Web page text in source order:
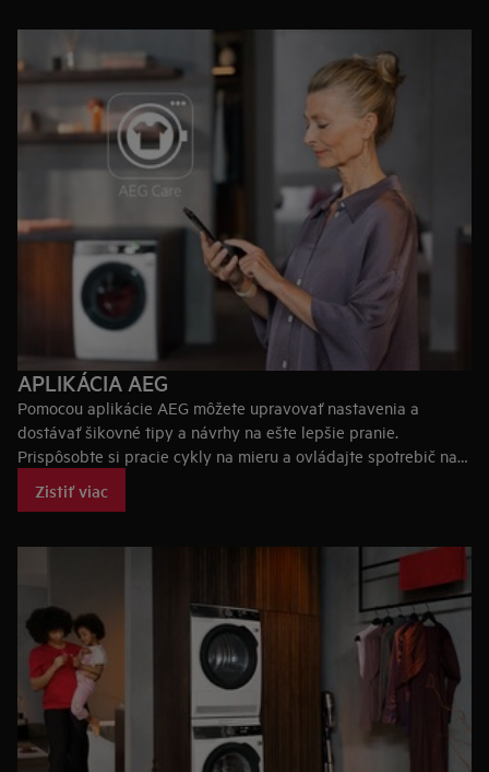
APLIKÁCIA AEG
Pomocou aplikácie AEG môžete upravovať nastavenia a
dostávať šikovné tipy a návrhy na ešte lepšie pranie.
Prispôsobte si pracie cykly na mieru a ovládajte spotrebič na
Zistiť viac